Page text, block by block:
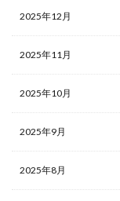
2025年12月
2025年11月
2025年10月
2025年9月
2025年8月